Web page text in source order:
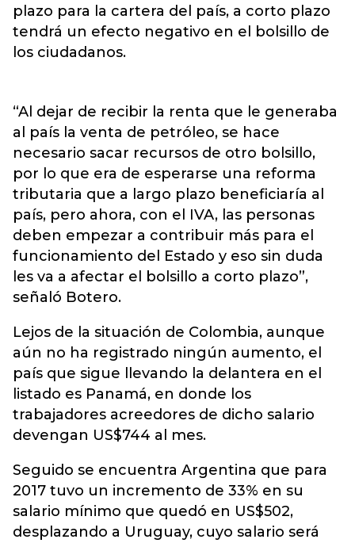
plazo para la cartera del país, a corto plazo
tendrá un efecto negativo en el bolsillo de
los ciudadanos.
“Al dejar de recibir la renta que le generaba
al país la venta de petróleo, se hace
necesario sacar recursos de otro bolsillo,
por lo que era de esperarse una reforma
tributaria que a largo plazo beneficiaría al
país, pero ahora, con el IVA, las personas
deben empezar a contribuir más para el
funcionamiento del Estado y eso sin duda
les va a afectar el bolsillo a corto plazo”,
señaló Botero.
Lejos de la situación de Colombia, aunque
aún no ha registrado ningún aumento, el
país que sigue llevando la delantera en el
listado es Panamá, en donde los
trabajadores acreedores de dicho salario
devengan US$744 al mes.
Seguido se encuentra Argentina que para
2017 tuvo un incremento de 33% en su
salario mínimo que quedó en US$502,
desplazando a Uruguay, cuyo salario será